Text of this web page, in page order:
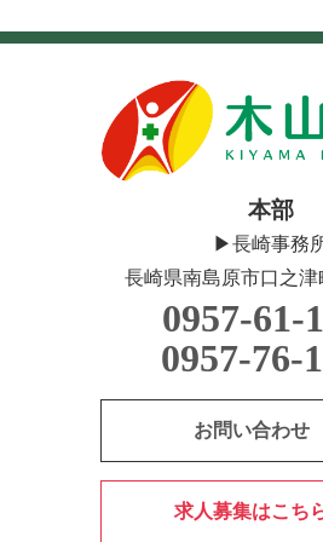
本部
▶長崎事務
長崎県南島原市口之津
0957-61-
0957-76-
お問い合わせ
求人募集はこち